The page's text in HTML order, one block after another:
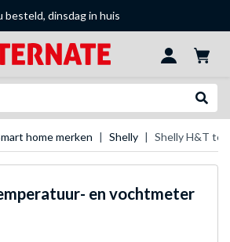
besteld, dinsdag in huis
home merken Shelly Shelly H&T
en vochtmeter